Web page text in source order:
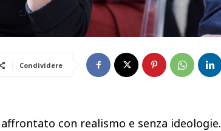
Condividere
con realismo e senza ideologie.